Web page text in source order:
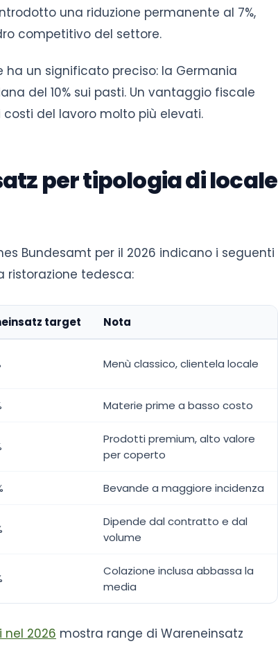
una riduzione permanente al 7%,
competitivo del settore.
ha un significato preciso: la Germania
del 10% sui pasti. Un vantaggio fiscale
del lavoro molto più elevati.
per tipologia di locale
Bundesamt per il 2026 indicano i seguenti
ristorazione tedesca:
target Nota
Menù classico, clientela locale
Materie prime a basso costo
Prodotti premium, alto valore
per coperto
Bevande a maggiore incidenza
Dipende dal contratto e dal
volume
Colazione inclusa abbassa la
media
nel 2026 mostra range di Wareneinsatz